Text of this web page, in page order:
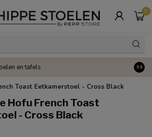
0
en tafels 9.6
Toast Eetkamerstoel - Cross Black
Hofu French Toast
- Cross Black